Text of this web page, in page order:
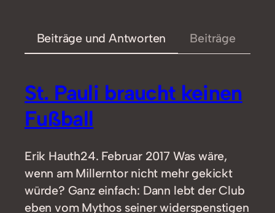
Beiträge und Antworten Beiträge
St. Pauli braucht keinen
Fußball
Erik Hauth24. Februar 2017 Was wäre,
wenn am Millerntor nicht mehr gekickt
würde? Ganz einfach: Dann lebt der Club
eben vom Mythos seiner widerspenstigen